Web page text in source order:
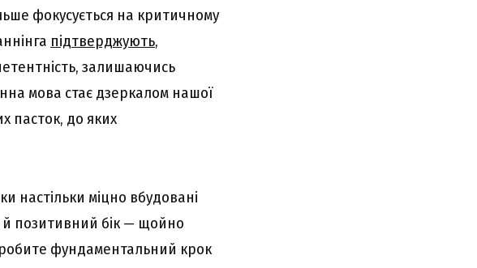
фокусується на критичному
підтверджують,
залишаючись
мова стає дзеркалом нашої
пасток, до яких
настільки міцно вбудовані
й позитивний бік — щойно
фундаментальний крок